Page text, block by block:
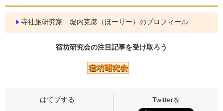
寺社旅研究家 堀内克彦（ほーりー）のプロフィール
宿坊研究会の注目記事を受け取ろう